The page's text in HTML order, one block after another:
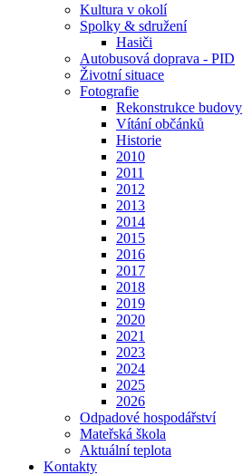
Kultura v okolí
Spolky & sdružení
Hasiči
Autobusová doprava - PID
Životní situace
Fotografie
Rekonstrukce budovy
Vítání občánků
Historie
2010
2011
2012
2013
2014
2015
2016
2017
2018
2019
2020
2021
2023
2024
2025
2026
Odpadové hospodářství
Mateřská škola
Aktuální teplota
Kontakty